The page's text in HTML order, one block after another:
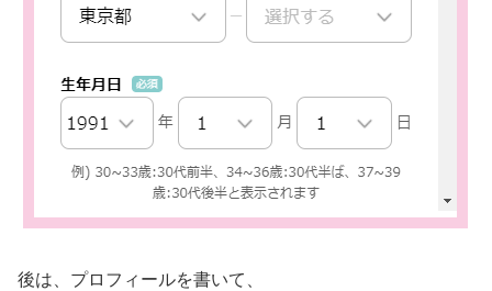
後は、プロフィールを書いて、